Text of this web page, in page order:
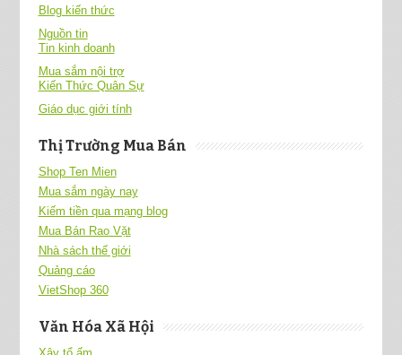
Blog kiến thức
Nguồn tin
Tin kinh doanh
Mua sắm nội trợ
Kiến Thức Quân Sự
Giáo dục giới tính
Thị Trường Mua Bán
Shop Ten Mien
Mua sắm ngày nay
Kiếm tiền qua mạng blog
Mua Bán Rao Vặt
Nhà sách thế giới
Quảng cáo
VietShop 360
Văn Hóa Xã Hội